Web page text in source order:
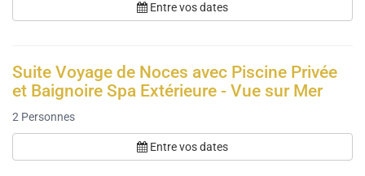
Entre vos dates
Suite Voyage de Noces avec Piscine Privée
et Baignoire Spa Extérieure - Vue sur Mer
2 Personnes
Entre vos dates